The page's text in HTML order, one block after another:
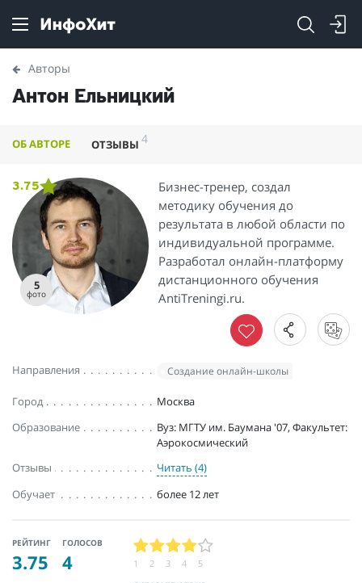
Авторы
Антон Ельницкий
ОБ АВТОРЕ ОТЗЫВЫ 4
5
фото
3.75
Бизнес-тренер, создал
методику обучения до
результата в любой области по
индивидуальной программе.
Разработал онлайн-платформу
дистанционного обучения
AntiTreningi.ru.
Направления Создание онлайн-школы
Город
Москва
Образование
Вуз: МГТУ им. Баумана '07, Факультет:
Аэрокосмический
Отзывы
Читать (4)
Обучает
более 12 лет
РЕЙТИНГ
3.75
ГОЛОСОВ
4 1 2 3 4 5